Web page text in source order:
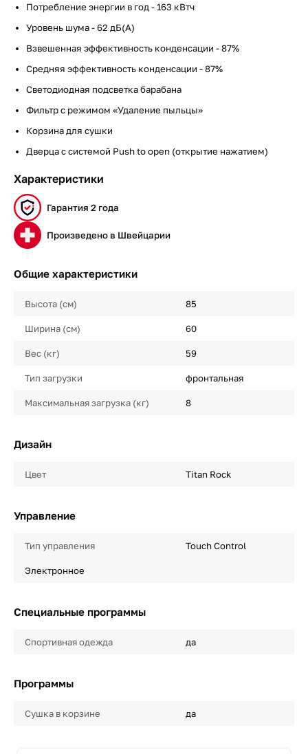
Потребление энергии в год - 163 кВтч
Уровень шума - 62 дБ(А)
Взвешенная эффективность конденсации - 87%
Средняя эффективность конденсации - 87%
Светодиодная подсветка барабана
Фильтр с режимом «Удаление пыльцы»
Корзина для сушки
Дверца с системой Push to open (открытие нажатием)
Характеристики
Гарантия 2 года
Произведено в Швейцарии
Общие характеристики
Высота (см) 85
Ширина (см) 60
Вес (кг) 59
Тип загрузки фронтальная
Максимальная загрузка (кг) 8
Дизайн
Цвет Titan Rock
Управление
Тип управления Touch Control
Электронное
Специальные программы
Спортивная одежда да
Программы
Сушка в корзине да